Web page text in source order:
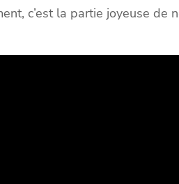
c’est la partie joyeuse de